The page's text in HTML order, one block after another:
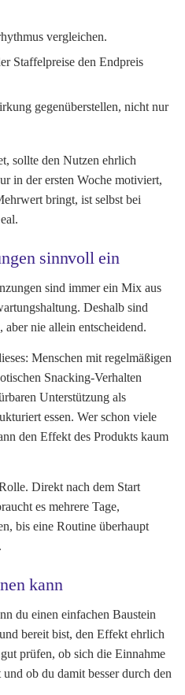
vergleichen.
Staffelpreise den Endpreis
gegenüberstellen, nicht nur
sollte den Nutzen ehrlich
in der ersten Woche motiviert,
bringt, ist selbst bei
sinnvoll ein
sind immer ein Mix aus
Deshalb sind
nie allein entscheidend.
Menschen mit regelmäßigen
Snacking-Verhalten
Unterstützung als
essen. Wer schon viele
den Effekt des Produkts kaum
Direkt nach dem Start
es mehrere Tage,
bis eine Routine überhaupt
kann
du einen einfachen Baustein
bereit bist, den Effekt ehrlich
prüfen, ob sich die Einnahme
ob du damit besser durch den